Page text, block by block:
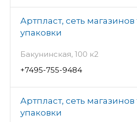
Артпласт, сеть магазинов
упаковки
Бакунинская, 100 к2
+7495-755-9484
Артпласт, сеть магазинов
упаковки